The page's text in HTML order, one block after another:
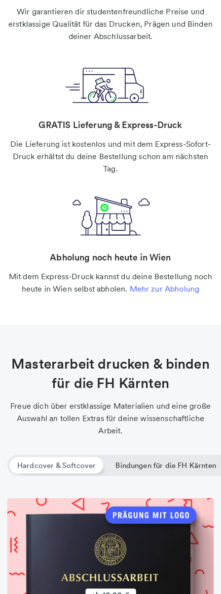
Wir garantieren dir studentenfreundliche Preise und
erstklassige Qualität für das Drucken, Prägen und Binden
deiner Abschlussarbeit.
GRATIS Lieferung & Express-Druck
Die Lieferung ist kostenlos und mit dem Express-Sofort-
Druck erhältst du deine Bestellung schon am nächsten
Tag.
Abholung noch heute in Wien
Mit dem Express-Druck kannst du deine Bestellung noch
heute in Wien selbst abholen. Mehr zur Abholung
Masterarbeit drucken & binden
für die FH Kärnten
Freue dich über erstklassige Materialien und eine große
Auswahl an tollen Extras für deine wissenschaftliche
Arbeit.
Hardcover & Softcover Bindungen für die FH Kärnten